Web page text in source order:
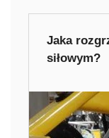
Jaka
siłowym?